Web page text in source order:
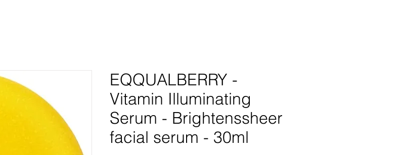
EQQUALBERRY -
Vitamin Illuminating
Serum - Brightenssheer
facial serum - 30ml